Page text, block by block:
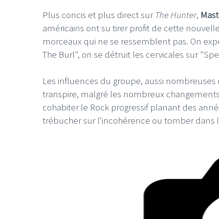
Plus concis et plus direct sur The Hunter,
américains ont su tirer profit de cette
morceaux qui ne se ressemblent pas. On
The Burl", on se détruit les cervicales sur
Les influences du groupe, aussi
transpire, malgré les nombreux
cohabiter le Rock progressif planant des
trébucher sur l’incohérence ou tomber dans
LE